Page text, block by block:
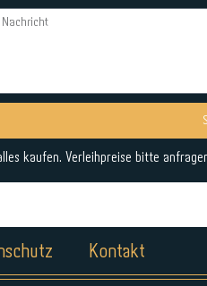
kaufen. Verleihpreise bitte
Kontakt